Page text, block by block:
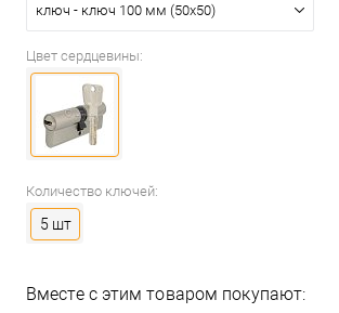
ключ - ключ 100 мм (50x50)
Цвет сердцевины:
Количество ключей:
5 шт
Вместе с этим товаром покупают: